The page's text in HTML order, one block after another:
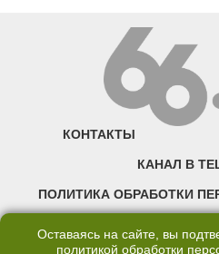
КОНТАКТЫ
КАНАЛ В
ПОЛИТИКА ОБРАБОТКИ
Оставаясь на сайте, вы
политикой обработки